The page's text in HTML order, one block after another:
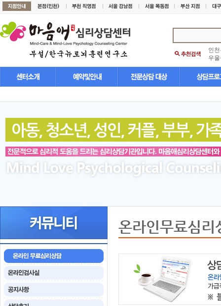
인
우
온라인무료심리